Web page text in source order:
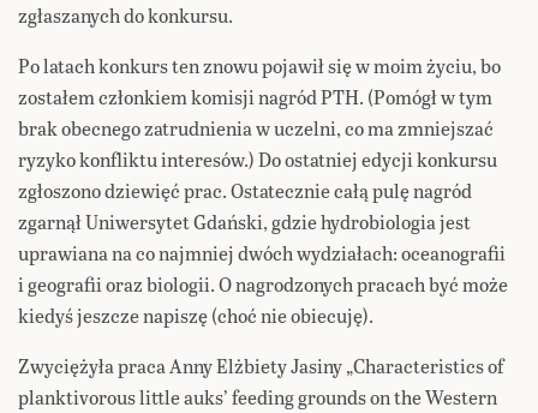
zgłaszanych do konkursu.
Po latach konkurs ten znowu pojawił się w moim życiu, bo
zostałem członkiem komisji nagród PTH. (Pomógł w tym
brak obecnego zatrudnienia w uczelni, co ma zmniejszać
ryzyko konfliktu interesów.) Do ostatniej edycji konkursu
zgłoszono dziewięć prac. Ostatecznie całą pulę nagród
zgarnął Uniwersytet Gdański, gdzie hydrobiologia jest
uprawiana na co najmniej dwóch wydziałach: oceanografii
i geografii oraz biologii. O nagrodzonych pracach być może
kiedyś jeszcze napiszę (choć nie obiecuję).
Zwyciężyła praca Anny Elżbiety Jasiny „Characteristics of
planktivorous little auks’ feeding grounds on the Western